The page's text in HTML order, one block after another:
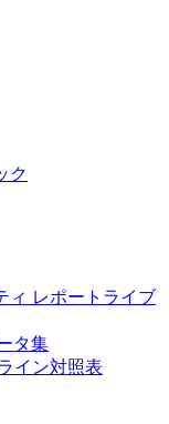
ク
ィ レポートライブ
タ集
イン対照表